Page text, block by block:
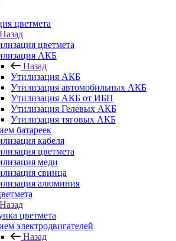
цветмета
Назад
цветмета
АКБ
Назад
Утилизация АКБ
Утилизация автомобильных АКБ
Утилизация АКБ от ИБП
Утилизация Гелевых АКБ
Утилизация тяговых АКБ
батареек
кабеля
цветмета
меди
свинца
алюминия
Назад
цветмета
электродвигателей
Назад